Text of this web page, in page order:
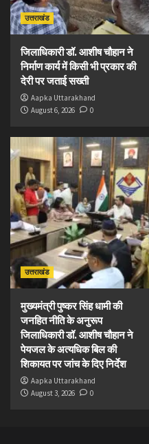
उत्तराखंड
जिलाधिकारी डॉ. आशीष चौहान ने
निर्माण कार्य में किसी भी प्रकार की
देरी पर जताई सख्ती
Aapka Uttarakhand
August 6, 2026
0
उत्तराखंड
मुख्यमंत्री पुष्कर सिंह धामी की
जनहित नीति के अनुरूप
जिलाधिकारी डॉ. आशीष चौहान ने
पेयजल के अत्यधिक बिल की
शिकायत पर जांच के दिए निर्देश
Aapka Uttarakhand
August 3, 2026
0